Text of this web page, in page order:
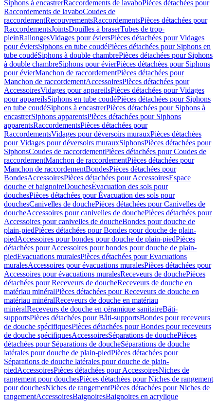
Siphons à encastrerRaccordements de lavaboPièces détachées pour
Raccordements de lavaboCoudes de
raccordementRecouvrementsRaccordementsPièces détachées pour
RaccordementsJointsDouilles à braserTubes de trop-
pleinRallongesVidages pour éviersPièces détachées pour Vidages
pour éviersSiphons en tube coudéPièces détachées pour Siphons en
tube coudéSiphons à double chambrePièces détachées pour Siphons
à double chambreSiphons pour évierPièces détachées pour Siphons
pour évierManchon de raccordementPièces détachées pour
Manchon de raccordementAccessoiresPièces détachées pour
AccessoiresVidages pour appareilsPièces détachées pour Vidages
pour appareilsSiphons en tube coudéPièces détachées pour Siphons
en tube coudéSiphons à encastrerPièces détachées pour Siphons à
encastrerSiphons apparentsPièces détachées pour Siphons
apparentsRaccordementsPièces détachées pour
RaccordementsVidages pour déversoirs murauxPièces détachées
pour Vidages pour déversoirs murauxSiphonsPièces détachées pour
SiphonsCoudes de raccordementPièces détachées pour Coudes de
raccordementManchon de raccordementPièces détachées pour
Manchon de raccordementBondesPièces détachées pour
BondesAccessoiresPièces détachées pour AccessoiresEspace
douche et baignoireDouchesÉvacuation des sols pour
douchesPièces détachées pour Évacuation des sols pour
douchesCanivelles de douchePièces détachées pour Canivelles de
doucheAccessoires pour canivelles de douchePièces détachées pour
Accessoires pour canivelles de doucheBondes pour douche de
plain-piedPièces détachées pour Bondes pour douche de plain-
piedAccessoires pour bondes pour douche de plain-piedPièces
détachées pour Accessoires pour bondes pour douche de plain-
piedEvacuations muralesPièces détachées pour Evacuations
muralesAccessoires pour évacuations muralesPièces détachées pour
Accessoires pour évacuations muralesReceveurs de douchePièces
détachées pour Receveurs de doucheReceveurs de douche en
matériau minéralPièces détachées pour Receveurs de douche en
matériau minéralReceveurs de douche en matériau
minéralReceveurs de douche en céramique sanitaireBâti-
supportsPièces détachées pour Bâti-supportsBondes pour receveurs
de douche spécifiquesPièces détachées pour Bondes pour receveurs
de douche spécifiquesAccessoiresSéparations de douchePièces
détachées pour Séparations de doucheSéparations de douche
latérales pour douche de plain-piedPièces détachées pour
Séparations de douche latérales pour douche de plain-
piedAccessoiresPièces détachées pour AccessoiresNiches de
rangement pour douchesPièces détachées pour Niches de rangement
pour douchesNiches de rangementPièces détachées pour Niches de
rangementAccessoiresBaignoiresBaignoires en acrylique